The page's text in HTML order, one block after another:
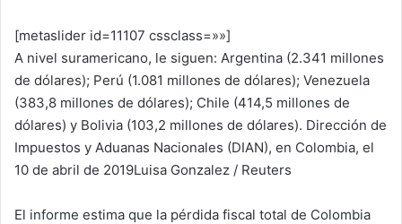
[metaslider id=11107 cssclass=»»]
A nivel suramericano, le siguen: Argentina (2.341 millones
de dólares); Perú (1.081 millones de dólares); Venezuela
(383,8 millones de dólares); Chile (414,5 millones de
dólares) y Bolivia (103,2 millones de dólares). Dirección de
Impuestos y Aduanas Nacionales (DIAN), en Colombia, el
10 de abril de 2019Luisa Gonzalez / Reuters
El informe estima que la pérdida fiscal total de Colombia